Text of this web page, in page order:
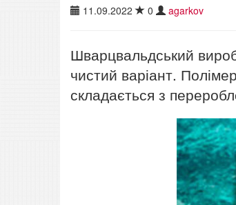
11.09.2022 0 agarkov
Шварцвальдський
чистий варіант.
складається з